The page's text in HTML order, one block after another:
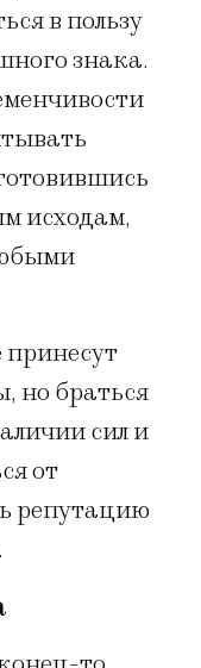
в пользу
знака.
исходам,
но браться
сил и
от
репутацию